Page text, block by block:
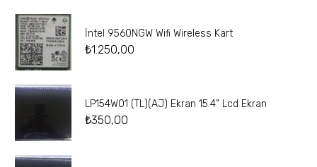
İntel 9560NGW Wifi Wireless Kart
₺1.250,00
LP154W01 (TL)(AJ) Ekran 15.4” Lcd Ekran
₺350,00